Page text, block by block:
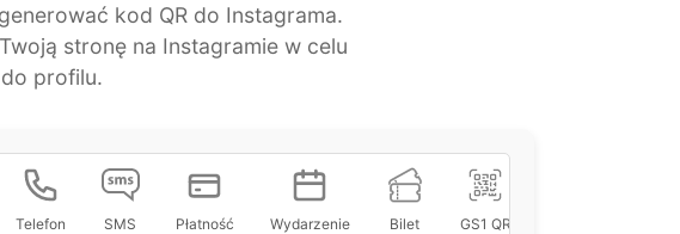
kod QR do Instagrama.
stronę na Instagramie w celu
profilu.
Telefon SMS Płatność Wydarzenie Bilet GS1 QR